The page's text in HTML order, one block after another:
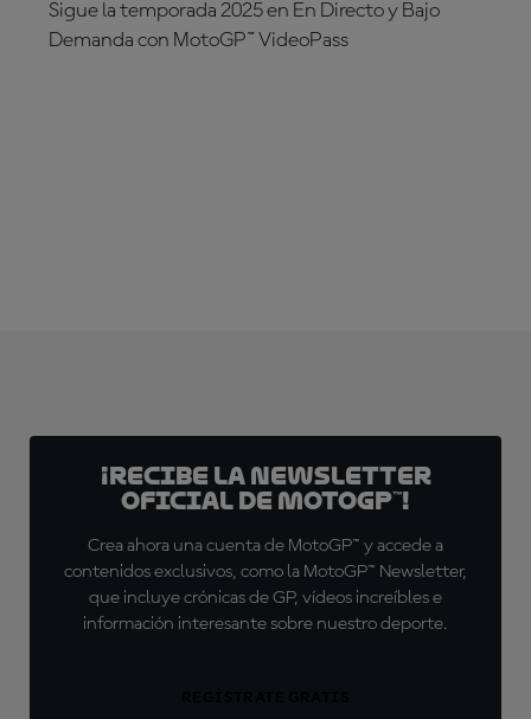
Sigue la temporada 2025 en En Directo y Bajo
Demanda con MotoGP™ VideoPass
¡Recibe la Newsletter
oficial de MotoGP™!
Crea ahora una cuenta de MotoGP™ y accede a
contenidos exclusivos, como la MotoGP™ Newsletter,
que incluye crónicas de GP, vídeos increíbles e
información interesante sobre nuestro deporte.